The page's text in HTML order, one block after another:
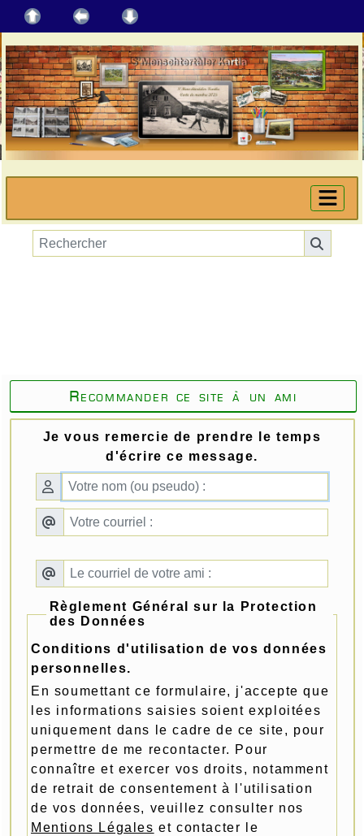
Recommander ce site à un ami
Je vous remercie de prendre le temps
d'écrire ce message.
Règlement Général sur la Protection
des Données
Conditions d'utilisation de vos données
personnelles.
En soumettant ce formulaire, j'accepte que
les informations saisies soient exploitées
uniquement dans le cadre de ce site, pour
permettre de me recontacter. Pour
connaître et exercer vos droits, notamment
de retrait de consentement à l'utilisation
de vos données, veuillez consulter nos
Mentions Légales et contacter le